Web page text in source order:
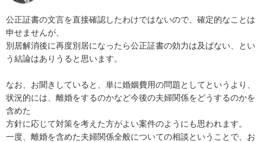
公正証書の文言を直接確認したわけではないので、確定的なことは
申せませんが、
別居解消後に再度別居になったら公正証書の効力は及ばない、とい
う結論はありうると思います。
なお、お聞きしていると、単に婚姻費用の問題としてというより、
状況的には、離婚をするのかなど今後の夫婦関係をどうするのかを
含めた
方針に応じて対策を考えた方がよい案件のようにも思われます。
一度、離婚を含めた夫婦関係全般についての相談ということで、お